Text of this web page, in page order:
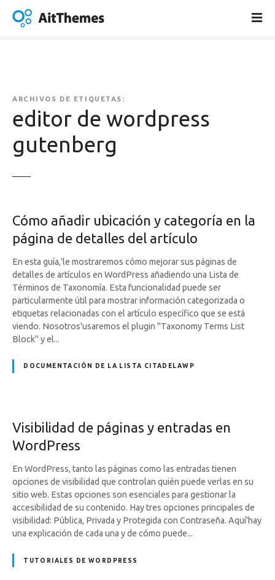
ARCHIVOS DE ETIQUETAS:
editor de wordpress
gutenberg
Cómo añadir ubicación y categoría en la
página de detalles del artículo
En esta guía,'le mostraremos cómo mejorar sus páginas de
detalles de artículos en WordPress añadiendo una Lista de
Términos de Taxonomía. Esta funcionalidad puede ser
particularmente útil para mostrar información categorizada o
etiquetas relacionadas con el artículo específico que se está
viendo. Nosotros'usaremos el plugin "Taxonomy Terms List
Block" y el...
DOCUMENTACIÓN DE LA LISTA CITADELAWP
Visibilidad de páginas y entradas en
WordPress
En WordPress, tanto las páginas como las entradas tienen
opciones de visibilidad que controlan quién puede verlas en su
sitio web. Estas opciones son esenciales para gestionar la
accesibilidad de su contenido. Hay tres opciones principales de
visibilidad: Pública, Privada y Protegida con Contraseña. Aquí'hay
una explicación de cada una y de cómo puede...
TUTORIALES DE WORDPRESS